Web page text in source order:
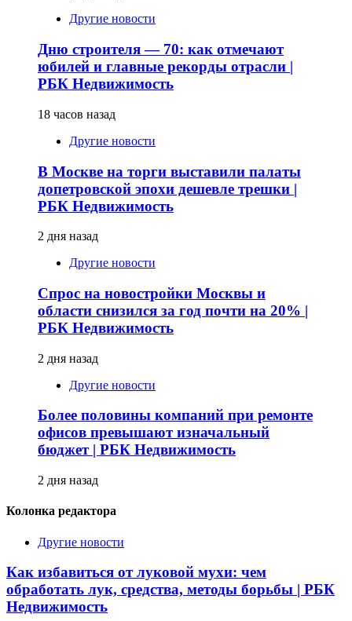
Другие новости
Дню строителя — 70: как отмечают
юбилей и главные рекорды отрасли |
РБК Недвижимость
18 часов назад
Другие новости
В Москве на торги выставили палаты
допетровской эпохи дешевле трешки |
РБК Недвижимость
2 дня назад
Другие новости
Спрос на новостройки Москвы и
области снизился за год почти на 20% |
РБК Недвижимость
2 дня назад
Другие новости
Более половины компаний при ремонте
офисов превышают изначальный
бюджет | РБК Недвижимость
2 дня назад
Колонка редактора
Другие новости
Как избавиться от луковой мухи: чем
обработать лук, средства, методы борьбы | РБК
Недвижимость